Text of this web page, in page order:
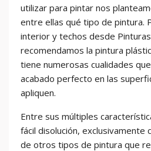
utilizar para pintar nos
entre ellas qué tipo de pintura.
interior y techos desde
recomendamos la pintura
tiene numerosas cualidades
acabado perfecto en las
apliquen.
Entre sus múltiples
fácil disolución, exclusivamente
de otros tipos de pintura que